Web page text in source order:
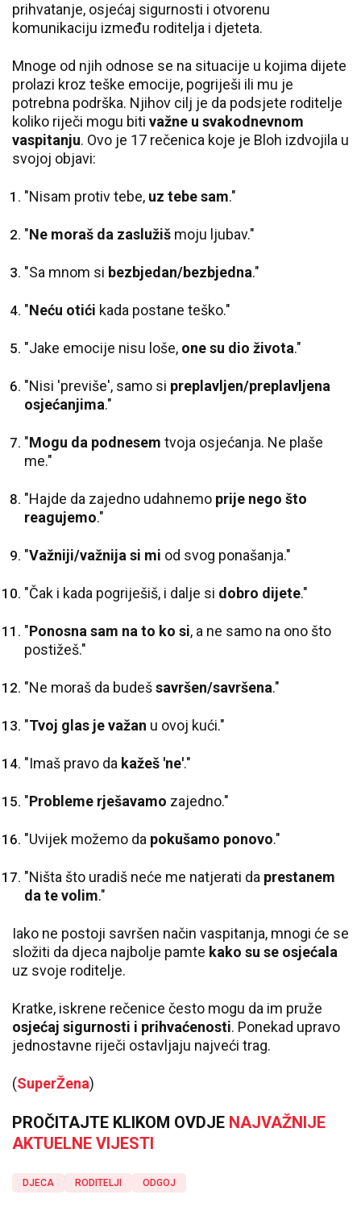
prihvatanje, osjećaj sigurnosti i otvorenu
komunikaciju između roditelja i djeteta.
Mnoge od njih odnose se na situacije u kojima dijete
prolazi kroz teške emocije, pogriješi ili mu je
potrebna podrška. Njihov cilj je da podsjete roditelje
koliko riječi mogu biti važne u svakodnevnom
vaspitanju. Ovo je 17 rečenica koje je Bloh izdvojila u
svojoj objavi:
"Nisam protiv tebe, uz tebe sam."
"Ne moraš da zaslužiš moju ljubav."
"Sa mnom si bezbjedan/bezbjedna."
"Neću otići kada postane teško."
"Jake emocije nisu loše, one su dio života."
"Nisi 'previše', samo si preplavljen/preplavljena
osjećanjima."
"Mogu da podnesem tvoja osjećanja. Ne plaše
me."
"Hajde da zajedno udahnemo prije nego što
reagujemo."
"Važniji/važnija si mi od svog ponašanja."
"Čak i kada pogriješiš, i dalje si dobro dijete."
"Ponosna sam na to ko si, a ne samo na ono što
postižeš."
"Ne moraš da budešsavršen/savršena."
"Tvoj glas je važan u ovoj kući."
"Imaš pravo da kažeš 'ne'."
"Probleme rješavamo zajedno."
"Uvijek možemo da pokušamo ponovo."
"Ništa što uradiš neće me natjerati da prestanem
da te volim."
Iako ne postoji savršen način vaspitanja, mnogi će se
složiti da djeca najbolje pamte kako su se osjećala
uz svoje roditelje.
Kratke, iskrene rečenice često mogu da im pruže
osjećaj sigurnosti i prihvaćenosti. Ponekad upravo
jednostavne riječi ostavljaju najveći trag.
(SuperŽena)
PROČITAJTE KLIKOM OVDJE NAJVAŽNIJE
AKTUELNE VIJESTI
DJECA RODITELJI ODGOJ